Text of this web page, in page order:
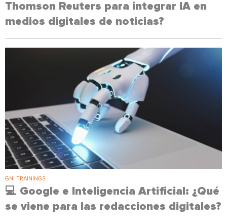
Thomson Reuters para integrar IA en
medios digitales de noticias?
GNI TRAININGS
💻 Google e Inteligencia Artificial: ¿Qué
se viene para las redacciones digitales?